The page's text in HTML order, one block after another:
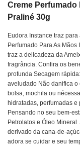
Creme Perfumado
Praliné 30g
Eudora Instance traz
Perfumado Para As
traz a delicadeza da
fragrância. Confira os
profunda Secagem
aveludado Não danifica o
bolsa, mochila ou
hidratadas, perfumadas
Pensando no seu bem-
Petrolatos e Óleo Mineral
derivado da cana-de-
adora se cuidar e seu